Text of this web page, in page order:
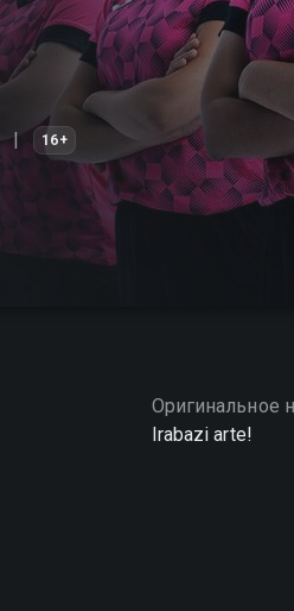
16+
Оригинальное
Irabazi arte!